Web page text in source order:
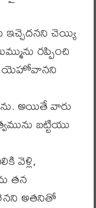
ఇచ్చెదనని చెయ్యి
రప్పించి
యెహోవానని
అయితే వారు
బట్టియు
వెళ్లి,
తన
అతనితో